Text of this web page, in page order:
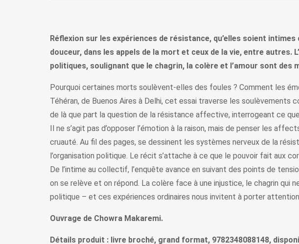
Réflexion sur les expériences de résistance, qu’elles soient
douceur, dans les appels de la mort et ceux de la vie, entre
politiques, soulignant que le chagrin, la colère et l’amour sont des
Pourquoi certaines morts soulèvent-elles des foules ? Comment les
Téhéran, de Buenos Aires à Delhi, cet essai traverse les
de là que part la question de la résistance affective, interrogeant ce
Il ne s’agit pas d’opposer l’émotion à la raison, mais de penser les
cruauté. Au fil des pages, se dessinent les systèmes nerveux de la
l’organisation politique. Le récit s’attache à ce que le pouvoir fait aux
De l’intime au collectif, l’enquête avance en suivant des points de
on se relève et on répond. La colère face à une injustice, le chagrin qui
politique – et ces expériences ordinaires nous invitent à porter attention
Ouvrage de Chowra Makaremi.
Détails produit : livre broché, grand format, 9782348088148,